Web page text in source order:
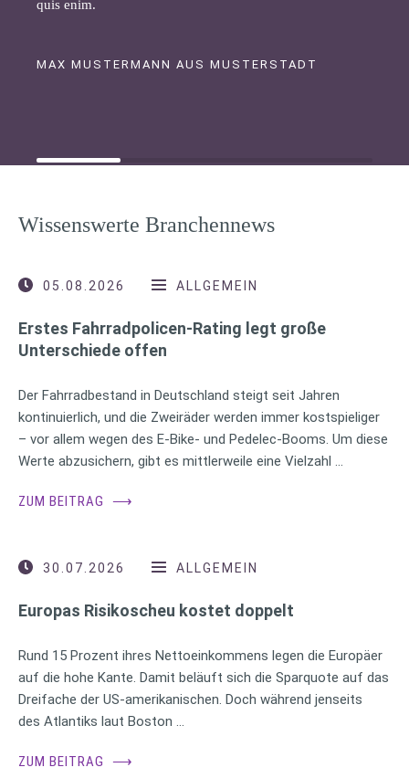
quis enim.
MAX MUSTERMANN AUS MUSTERSTADT
Wissenswerte Branchennews
05.08.2026 ALLGEMEIN
Erstes Fahrradpolicen-Rating legt große
Unterschiede offen
Der Fahrradbestand in Deutschland steigt seit Jahren
kontinuierlich, und die Zweiräder werden immer kostspieliger
– vor allem wegen des E-Bike- und Pedelec-Booms. Um diese
Werte abzusichern, gibt es mittlerweile eine Vielzahl …
ZUM BEITRAG ⟶
30.07.2026 ALLGEMEIN
Europas Risikoscheu kostet doppelt
Rund 15 Prozent ihres Nettoeinkommens legen die Europäer
auf die hohe Kante. Damit beläuft sich die Sparquote auf das
Dreifache der US-amerikanischen. Doch während jenseits
des Atlantiks laut Boston …
ZUM BEITRAG ⟶